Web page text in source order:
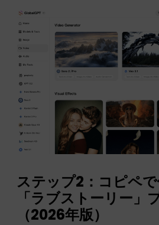
ステップ2：コピペ
「ラブストーリー」
（2026年版）